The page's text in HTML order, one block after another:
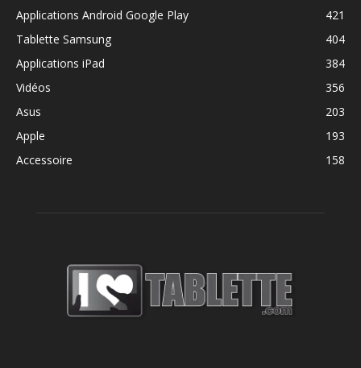
Applications Android Google Play
421
Tablette Samsung
404
Applications iPad
384
Vidéos
356
Asus
203
Apple
193
Accessoire
158